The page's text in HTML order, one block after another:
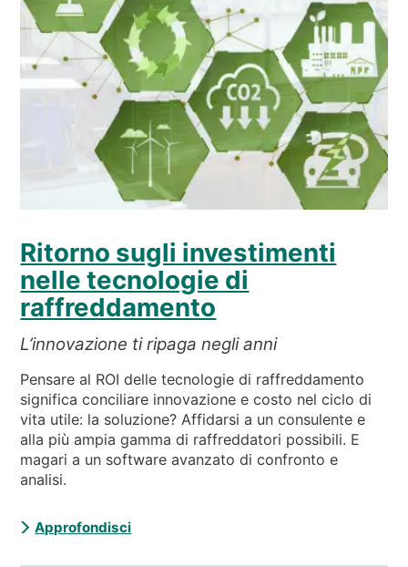
Ritorno sugli investimenti
nelle tecnologie di
raffreddamento
L’innovazione ti ripaga negli anni
Pensare al ROI delle tecnologie di raffreddamento
significa conciliare innovazione e costo nel ciclo di
vita utile: la soluzione? Affidarsi a un consulente e
alla più ampia gamma di raffreddatori possibili. E
magari a un software avanzato di confronto e
analisi.
Approfondisci